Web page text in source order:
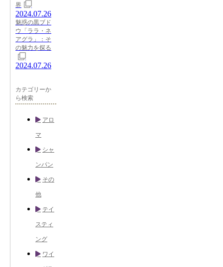
界
2024.07.26
魅惑の黒ブド
ウ「ララ・ネ
アグラ」：そ
の魅力を探る
2024.07.26
カテゴリーか
ら検索
アロ
マ
シャ
ンパン
その
他
テイ
スティ
ング
ワイ